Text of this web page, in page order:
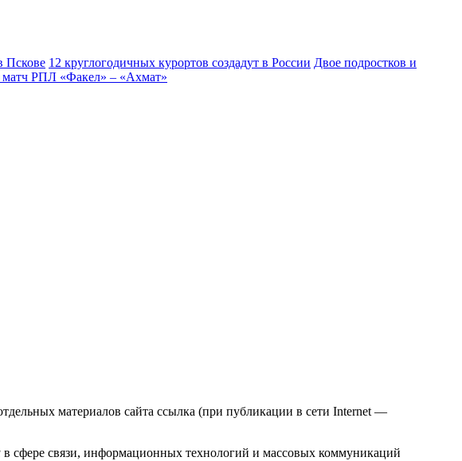
Пскове 12 круглогодичных курортов создадут в России Двое подростков и
матч РПЛ «Факел» – «Ахмат»
материалов сайта ссылка (при публикации в сети Internet —
связи, информационных технологий и массовых коммуникаций